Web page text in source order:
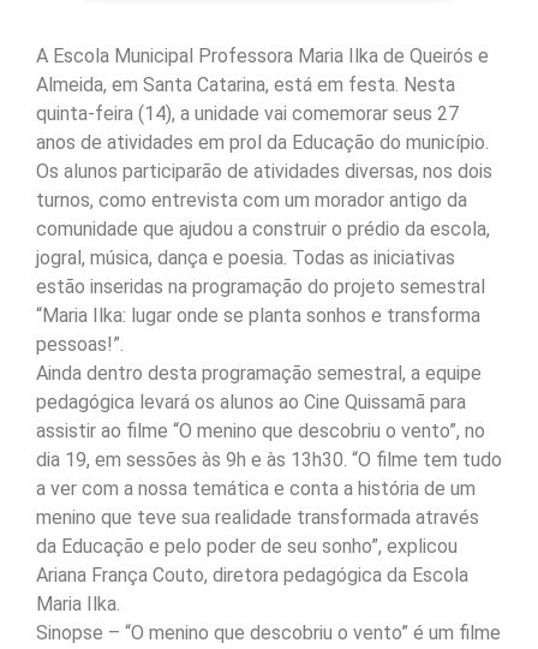
A Escola Municipal Professora Maria Ilka de Queirós e
Almeida, em Santa Catarina, está em festa. Nesta
quinta-feira (14), a unidade vai comemorar seus 27
anos de atividades em prol da Educação do município.
Os alunos participarão de atividades diversas, nos dois
turnos, como entrevista com um morador antigo da
comunidade que ajudou a construir o prédio da escola,
jogral, música, dança e poesia. Todas as iniciativas
estão inseridas na programação do projeto semestral
“Maria Ilka: lugar onde se planta sonhos e transforma
pessoas!”.
Ainda dentro desta programação semestral, a equipe
pedagógica levará os alunos ao Cine Quissamã para
assistir ao filme “O menino que descobriu o vento”, no
dia 19, em sessões às 9h e às 13h30. “O filme tem tudo
a ver com a nossa temática e conta a história de um
menino que teve sua realidade transformada através
da Educação e pelo poder de seu sonho”, explicou
Ariana França Couto, diretora pedagógica da Escola
Maria Ilka.
Sinopse – “O menino que descobriu o vento” é um filme